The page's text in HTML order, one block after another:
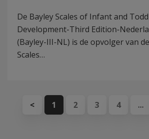
De Bayley Scales of Infant and
Development-Third Edition-
(Bayley-III-NL) is de opvolger van
Scales…
< 1 2 3 4 ...